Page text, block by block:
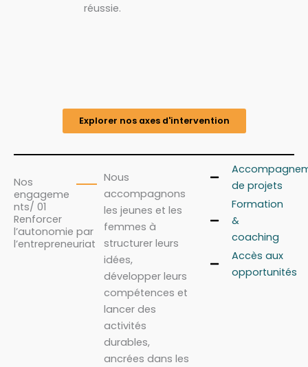
réussie.
Explorer nos axes d'intervention
Nos
engageme
nts/ 01
Renforcer
l’autonomie par
l’entrepreneuriat
Nous
accompagnons
les jeunes et les
femmes à
structurer leurs
idées,
développer leurs
compétences et
lancer des
activités
durables,
ancrées dans les
de projets
Formation
&
coaching
Accès aux
opportunités